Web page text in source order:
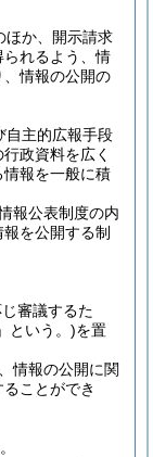
ほか、開示請求
れるよう、情
情報の公開の
自主的広報手段
政資料を広く
報を一般に積
報公表制度の内
を公開する制
審議するた
という。)を置
情報の公開に関
ことができ